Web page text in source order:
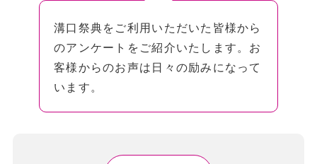
溝口祭典をご利用いただいた皆様から
のアンケートをご紹介いたします。お
客様からのお声は日々の励みになって
います。